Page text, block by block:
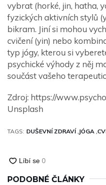
vybrat (horké, jin, hatha,
fyzických aktivních stylů
bikram. Jiní si mohou
cvičení (yin) nebo
typ jógy, kterou si
psychické výhody z něj
součást vašeho
Zdroj: https://
Unsplash
TAGS: DUŠEVNÍ ZDRAVÍ JÓGA
PODOBNÉ ČLÁNKY